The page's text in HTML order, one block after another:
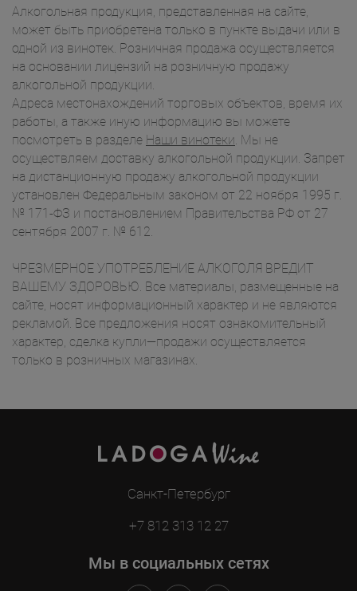
Алкогольная продукция, представленная на сайте,
может быть приобретена только в пункте выдачи или в
одной из винотек. Розничная продажа осуществляется
на основании лицензий на розничную продажу
алкогольной продукции.
Адреса местонахождений торговых объектов, время их
работы, а также иную информацию вы можете
посмотреть в разделе Наши винотеки. Мы не
осуществляем доставку алкогольной продукции. Запрет
на дистанционную продажу алкогольной продукции
установлен Федеральным законом от 22 ноября 1995 г.
№ 171-ФЗ и постановлением Правительства РФ от 27
сентября 2007 г. № 612.
ЧРЕЗМЕРНОЕ УПОТРЕБЛЕНИЕ АЛКОГОЛЯ ВРЕДИТ
ВАШЕМУ ЗДОРОВЬЮ. Все материалы, размещенные на
сайте, носят информационный характер и не являются
рекламой. Все предложения носят ознакомительный
характер, сделка купли—продажи осуществляется
только в розничных магазинах.
Санкт-Петербург
+7 812 313 12 27
Мы в социальных сетях